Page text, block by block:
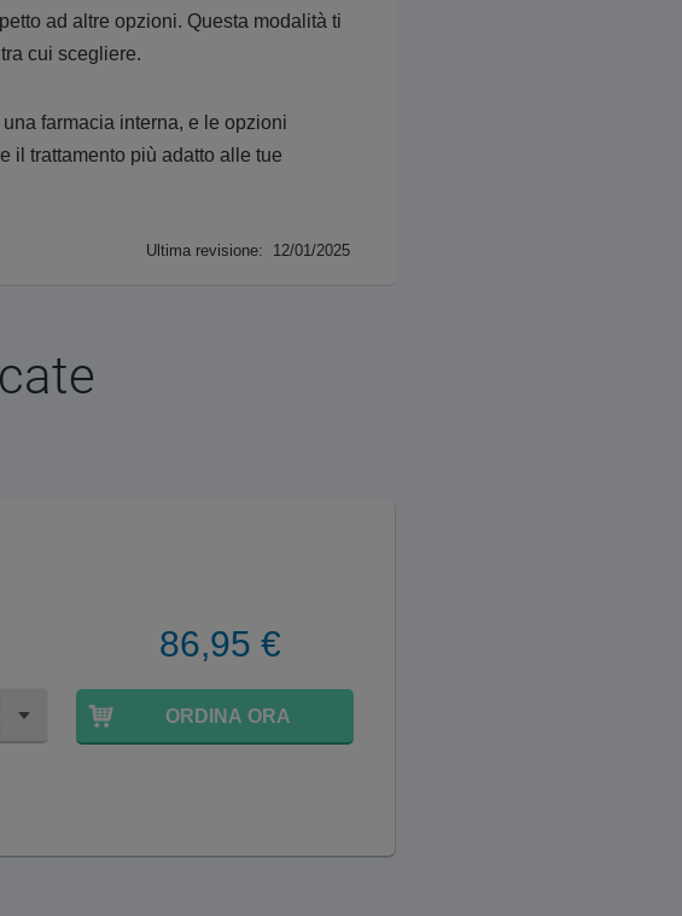
ad altre opzioni. Questa modalità ti
cui scegliere.
farmacia interna, e le opzioni
il trattamento più adatto alle tue
Ultima revisione: 12/01/2025
86,95 €
ORDINA ORA